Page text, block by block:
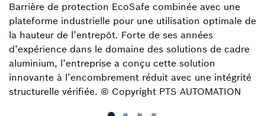
Barrière de protection EcoSafe combinée avec une
plateforme industrielle pour une utilisation optimale de
la hauteur de l’entrepôt. Forte de ses années
d’expérience dans le domaine des solutions de cadre
aluminium, l’entreprise a conçu cette solution
innovante à l’encombrement réduit avec une intégrité
structurelle vérifiée. © Copyright PTS AUTOMATION